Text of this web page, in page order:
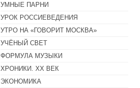
УМНЫЕ ПАРНИ
УРОК РОССИЕВЕДЕНИЯ
УТРО НА «ГОВОРИТ МОСКВА»
УЧЁНЫЙ СВЕТ
ФОРМУЛА МУЗЫКИ
ХРОНИКИ. ХХ ВЕК
ЭКОНОМИКА